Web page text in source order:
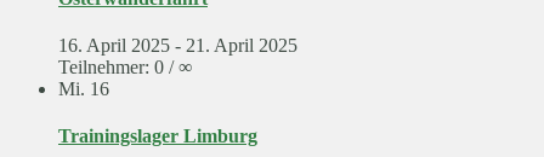
16. April 2025 - 21. April 2025
Teilnehmer: 0 / ∞
Mi. 16
Trainingslager Limburg